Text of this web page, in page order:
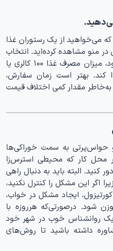
می‌خواهید از یک رستوران غذا
منو مشاهده کرده‌اید. انتخاب
این غذاهای ترکیبی باعث می‌شود، میزان مصرف غذا ۱۰۰ کالری یا
کند. بهتر است زمان سفارش،
مقدار کمی اختلاف قیمت
حواس‌پرتی به سمت خوراکی‌ها
محل کار که محیطی استرس‌زا
کنید. البته باید به دنبال راهی
اگر این مشکل را کنترل نکنید،
ایجاد مشکل در خواب،
شود. درصورتی‌که هرروزه با
یک روانشناس خوب در شهر خود
داشته باشید تا روش‌های